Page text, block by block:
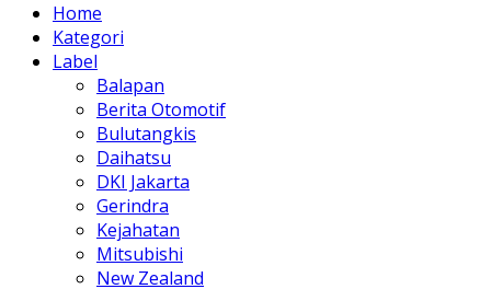
Home
Kategori
Label
Balapan
Berita Otomotif
Bulutangkis
Daihatsu
DKI Jakarta
Gerindra
Kejahatan
Mitsubishi
New Zealand